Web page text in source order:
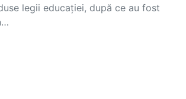
legii educației, după ce au fost